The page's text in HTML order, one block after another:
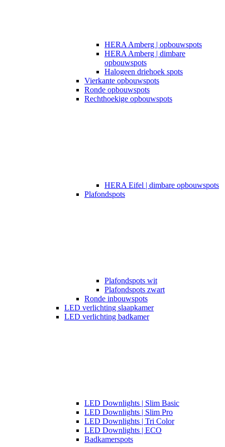
HERA Amberg | opbouwspots
HERA Amberg | dimbare
opbouwspots
Halogeen driehoek spots
Vierkante opbouwspots
Ronde opbouwspots
Rechthoekige opbouwspots
HERA Eifel | dimbare opbouwspots
Plafondspots
Plafondspots wit
Plafondspots zwart
Ronde inbouwspots
LED verlichting slaapkamer
LED verlichting badkamer
LED Downlights | Slim Basic
LED Downlights | Slim Pro
LED Downlights | Tri Color
LED Downlights | ECO
Badkamerspots